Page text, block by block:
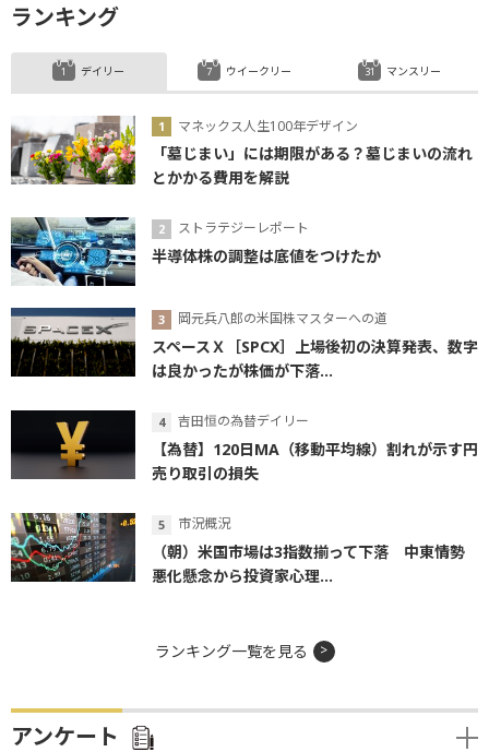
ランキング
デイリー
マネックス人生100年デザイン
「墓じまい」には期限がある？墓じまいの流れ
とかかる費用を解説
ストラテジーレポート
半導体株の調整は底値をつけたか
岡元兵八郎の米国株マスターへの道
スペースＸ［SPCX］上場後初の決算発表、数字
は良かったが株価が下落...
吉田恒の為替デイリー
【為替】120日MA（移動平均線）割れが示す円
売り取引の損失
市況概況
（朝）米国市場は3指数揃って下落 中東情勢
悪化懸念から投資家心理...
ウイークリー マンスリー
ランキング一覧を見る
アンケート